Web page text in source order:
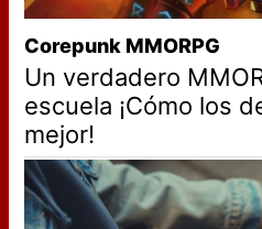
Corepunk MMORPG
Un verdadero
escuela ¡Cómo los
mejor!